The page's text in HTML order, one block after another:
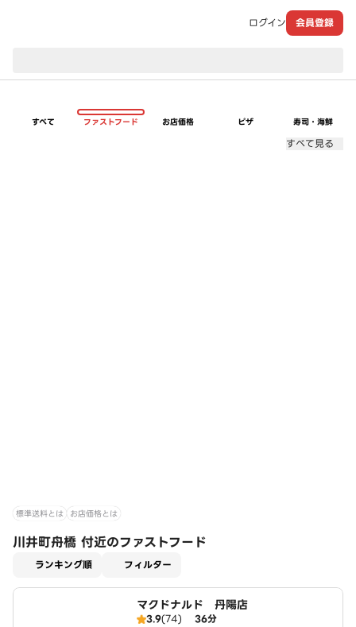
ログイン 会員登録
すべて ファストフード お店価格 ピザ 寿司・海鮮
すべて見る
標準送料とは お店価格とは
川井町舟橋 付近のファストフード
ランキング順 フィルター
マクドナルド 丹陽店
3.9(74) 36分